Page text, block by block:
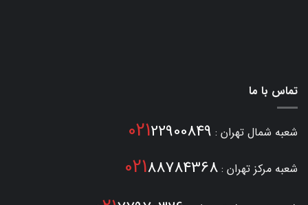
تماس با ما
شعبه شمال تهران : 02122900849
شعبه مرکز تهران : 02188784368